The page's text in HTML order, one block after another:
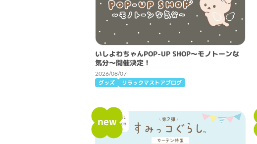
いしよわちゃんPOP-UP SHOP～モノトーンな
気分～開催決定！
2026/08/07
グッズ リラックマストアブログ
new